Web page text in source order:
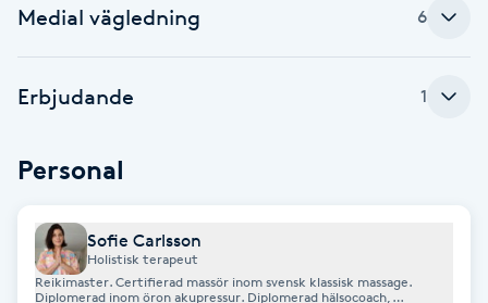
Fransborttagning
Fransförlängning Volym
Medial vägledning 6
Erbjudande 1
Personal
Sofie Carlsson
Holistisk terapeut
Reikimaster. Certifierad massör inom svensk klassisk massage.
Diplomerad inom öron akupressur. Diplomerad hälsocoach,